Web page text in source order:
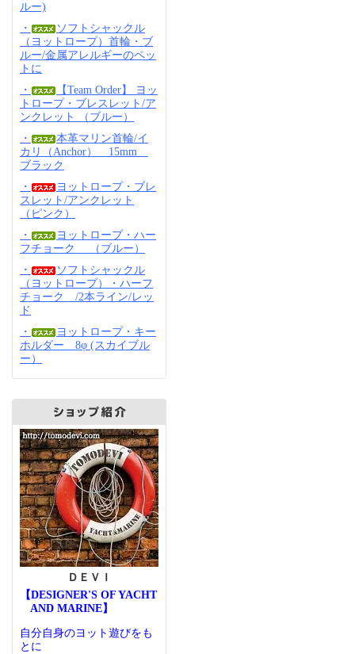
ルー)
・
ソフトシャックル
（ヨットロープ）首輪・ブ
ルー/金属アレルギーのペッ
トに
・
【Team Order】 ヨッ
トロープ・ブレスレット/ア
ンクレット （ブルー）
・
本革マリン首輪/イ
カリ（Anchor） 15mm
ブラック
・
ヨットロープ・ブレ
スレット/アンクレット
（ピンク）
・
ヨットロープ・ハー
フチョーク （ブルー）
・
ソフトシャックル
（ヨットロープ）・ハーフ
チョーク /2本ライン/レッ
ド
・
ヨットロープ・キー
ホルダー 8φ (スカイブル
ー）
ＤＥＶＩ
【DESIGNER'S OF YACHT
AND MARINE】
自分自身のヨット遊びをも
とに